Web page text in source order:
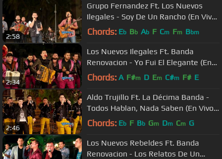
2:58
Grupo Fernandez Ft. Los Nuevos
Ilegales - Soy De Un Rancho (En Vivo
2017)
Chords: Eb Bb Ab F Cm Fm Bbm
2:34
Los Nuevos Ilegales Ft. Banda
Renovacion - Yo Fui El Elegante (En
Vivo 2018)
Chords: A F#m D Em C#m F# E
2:46
Aldo Trujillo Ft. La Décima Banda -
Todos Hablan, Nada Saben (En Vivo
2018)
Chords: Eb F Bb Gm Dm Cm G
Los Nuevos Rebeldes Ft. Banda
Renovacion - Los Relatos De Un